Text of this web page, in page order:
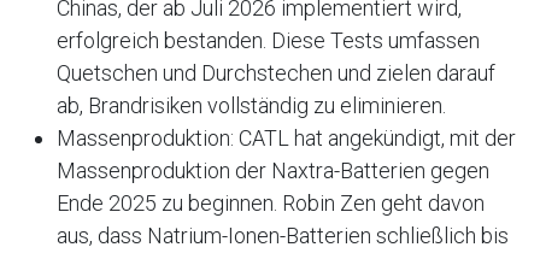
Chinas, der ab Juli 2026 implementiert wird,
erfolgreich bestanden. Diese Tests umfassen
Quetschen und Durchstechen und zielen darauf
ab, Brandrisiken vollständig zu eliminieren.
Massenproduktion: CATL hat angekündigt, mit der
Massenproduktion der Naxtra-Batterien gegen
Ende 2025 zu beginnen. Robin Zen geht davon
aus, dass Natrium-Ionen-Batterien schließlich bis